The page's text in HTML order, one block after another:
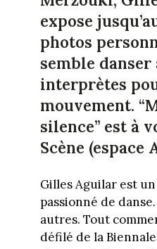
expose
photos
semble danser
interprètes
mouvement.
silence” est à
Scène (espace
Gilles Aguilar est
passionné de
autres. Tout
défilé de la